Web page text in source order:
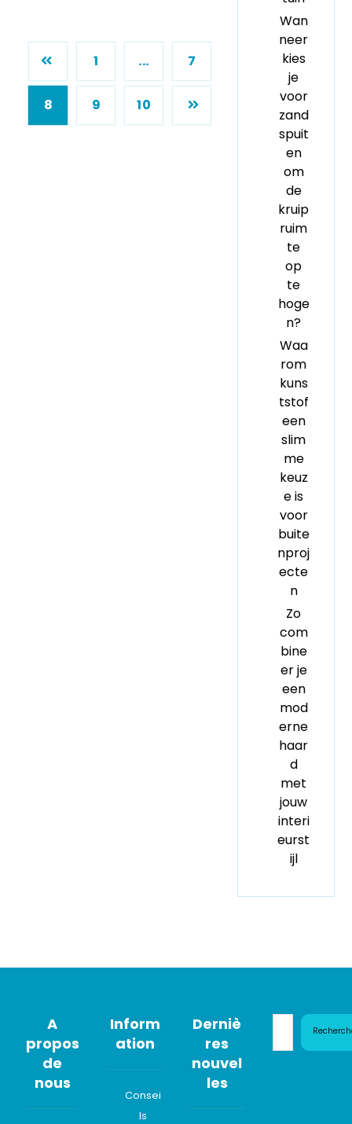
1 ... 7
8 9 10
Wan
neer
kies
je
voor
zand
spuit
en
om
de
kruip
ruim
te
op
te
hoge
n?
Waa
rom
kuns
tstof
een
slim
me
keuz
e is
voor
buite
nproj
ecte
n
Zo
com
bine
er je
een
mod
erne
haar
d
met
jouw
interi
eurst
ijl
A
propos
de
nous
Inform
ation
Consei
ls
Derniè
res
nouvel
les